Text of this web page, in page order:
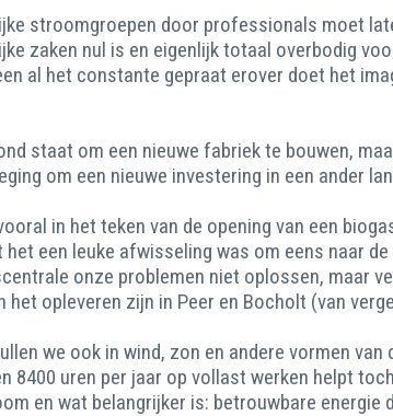
stroomgroepen door professionals moet
zaken nul is en eigenlijk totaal overbodig
al het constante gepraat erover doet het
staat om een nieuwe fabriek te bouwen,
om een nieuwe investering in een ander
in het teken van de opening van een
een leuke afwisseling was om eens naar
onze problemen niet oplossen,
het opleveren zijn in Peer en Bocholt (van
we ook in wind, zon en andere vormen
8400 uren per jaar op vollast werken helpt
en wat belangrijker is: betrouwbare